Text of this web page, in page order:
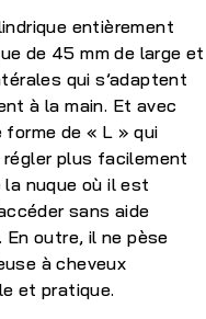
entièrement
de 45 mm de large et
qui s’adaptent
à la main. Et avec
forme de « L » qui
plus facilement
la nuque où il est
sans aide
En outre, il ne pèse
à cheveux
et pratique.